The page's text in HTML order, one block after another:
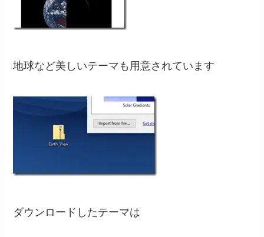
地球など美しいテーマも用意されています
ダウンロードしたテーマは